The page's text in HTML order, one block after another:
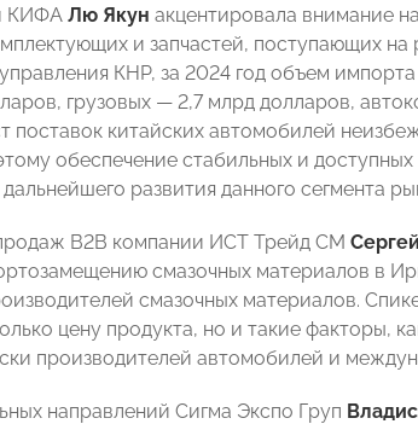
КИФА Лю Якун акцентировала внимание
и запчастей, поступающих
КНР, за 2024 год объем
грузовых — 2,7 млрд долларов,
поставок китайских автомобилей
обеспечение стабильных и
развития данного сегмента
B2B компании ИСТ Трейд СМ
смазочных материалов в
смазочных материалов.
цену продукта, но и такие факторы,
производителей автомобилей и
направлений Сигма Экспо Груп